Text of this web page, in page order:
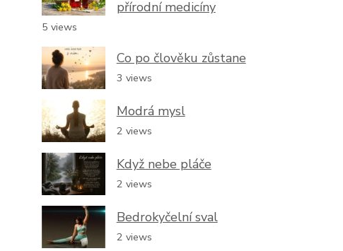
přírodní medicíny
5 views
Co po člověku zůstane
3 views
Modrá mysl
2 views
Když nebe pláče
2 views
Bedrokyčelní sval
2 views